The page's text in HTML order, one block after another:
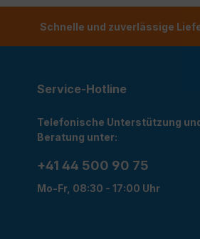
Schnelle und zuverlässige
Service-Hotline
Telefonische Unterstützung
Beratung unter:
+41 44 500 90 75
Mo-Fr, 08:30 - 17:00 Uhr